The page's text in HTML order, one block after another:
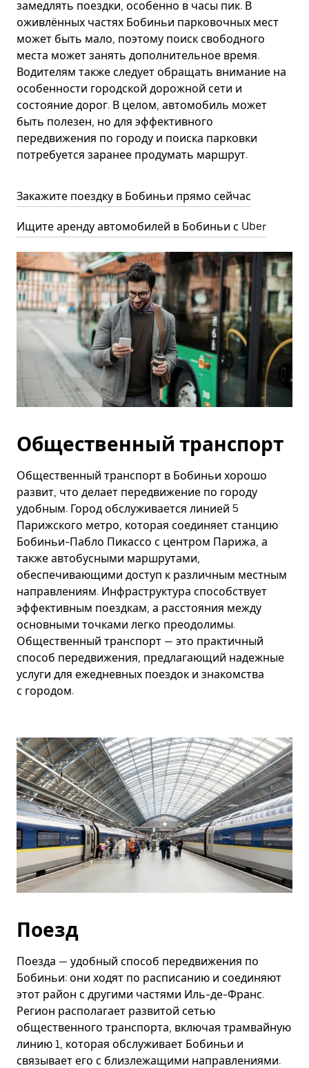
замедлять поездки, особенно в часы пик. В
оживлённых частях Бобиньи парковочных мест
может быть мало, поэтому поиск свободного
места может занять дополнительное время.
Водителям также следует обращать внимание на
особенности городской дорожной сети и
состояние дорог. В целом, автомобиль может
быть полезен, но для эффективного
передвижения по городу и поиска парковки
потребуется заранее продумать маршрут.
Закажите поездку в Бобиньи прямо сейчас
Ищите аренду автомобилей в Бобиньи с Uber
Общественный транспорт
Общественный транспорт в Бобиньи хорошо
развит, что делает передвижение по городу
удобным. Город обслуживается линией 5
Парижского метро, которая соединяет станцию
Бобиньи-Пабло Пикассо с центром Парижа, а
также автобусными маршрутами,
обеспечивающими доступ к различным местным
направлениям. Инфраструктура способствует
эффективным поездкам, а расстояния между
основными точками легко преодолимы.
Общественный транспорт — это практичный
способ передвижения, предлагающий надежные
услуги для ежедневных поездок и знакомства
с городом.
Поезд
Поезда — удобный способ передвижения по
Бобиньи: они ходят по расписанию и соединяют
этот район с другими частями Иль-де-Франс.
Регион располагает развитой сетью
общественного транспорта, включая трамвайную
линию 1, которая обслуживает Бобиньи и
связывает его с близлежащими направлениями.